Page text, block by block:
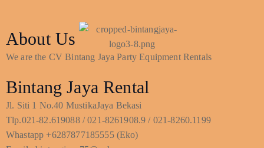
About Us
We are the CV Bintang Jaya Party Equipment Rentals
Bintang Jaya Rental
Jl. Siti 1 No.40 MustikaJaya Bekasi
Tlp.021-82.619088 / 021-8261908.9 / 021-8260.1199
Whastapp +6287877185555 (Eko)